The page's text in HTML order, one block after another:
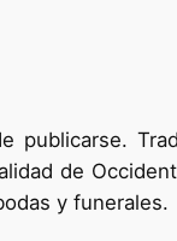
publicarse.
de
y funerales.